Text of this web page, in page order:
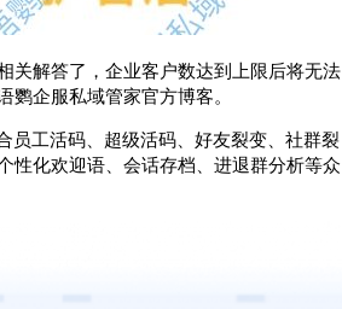
关解答了，企业客户数达到上限后将无法
企服私域管家官方博客。
员工活码、超级活码、好友裂变、社群裂
性化欢迎语、会话存档、进退群分析等众